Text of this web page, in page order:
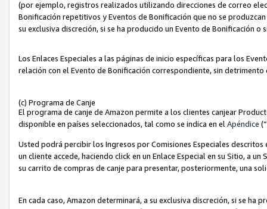
(por ejemplo, registros realizados utilizando direcciones de correo
Bonificación repetitivos y Eventos de Bonificación que no se
su exclusiva discreción, si se ha producido un Evento de Bonificación
Los Enlaces Especiales a las páginas de inicio específicas para los
relación con el Evento de Bonificación correspondiente, sin
(c) Programa de Canje
El programa de canje de Amazon permite a los clientes canjear
disponible en países seleccionados, tal como se indica en el Apéndice
Usted podrá percibir los Ingresos por Comisiones Especiales
un cliente accede, haciendo click en un Enlace Especial en su Sitio, a
su carrito de compras de canje para presentar, posteriormente, una
En cada caso, Amazon determinará, a su exclusiva discreción, si se